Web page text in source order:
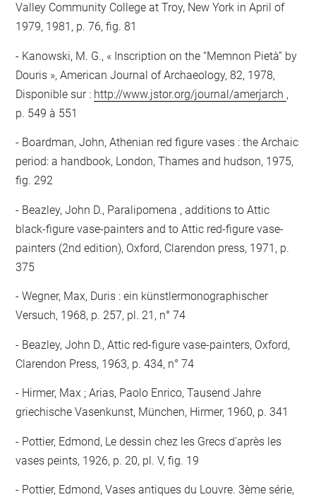
Valley Community College at Troy, New York in April of
1979, 1981, p. 76, fig. 81
Kanowski, M. G., « Inscription on the “Memnon Pietà” by
Douris », American Journal of Archaeology, 82, 1978,
Disponible sur : http://www.jstor.org/journal/amerjarch ,
p. 549 à 551
Boardman, John, Athenian red figure vases : the Archaic
period: a handbook, London, Thames and hudson, 1975,
fig. 292
Beazley, John D., Paralipomena , additions to Attic
black-figure vase-painters and to Attic red-figure vase-
painters (2nd edition), Oxford, Clarendon press, 1971, p.
375
Wegner, Max, Duris : ein künstlermonographischer
Versuch, 1968, p. 257, pl. 21, n° 74
Beazley, John D., Attic red-figure vase-painters, Oxford,
Clarendon Press, 1963, p. 434, n° 74
Hirmer, Max ; Arias, Paolo Enrico, Tausend Jahre
griechische Vasenkunst, München, Hirmer, 1960, p. 341
Pottier, Edmond, Le dessin chez les Grecs d'après les
vases peints, 1926, p. 20, pl. V, fig. 19
Pottier, Edmond, Vases antiques du Louvre. 3ème série,